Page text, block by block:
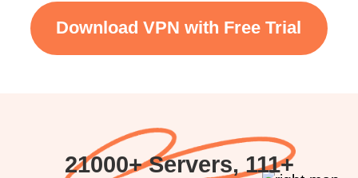
Download VPN with Free Trial
21000+ Servers, 111+